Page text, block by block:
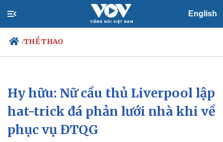
English
/THỂ THAO
Chính trị
Đảng
Tổ chức nhân sự
Quốc hội
Nhận diện sự thật
Xã hội
Tin 24h
Dự báo thời tiết
Hy hữu: Nữ cầu thủ Liverpool lập
hat-trick đá phản lưới nhà khi về
phục vụ ĐTQG